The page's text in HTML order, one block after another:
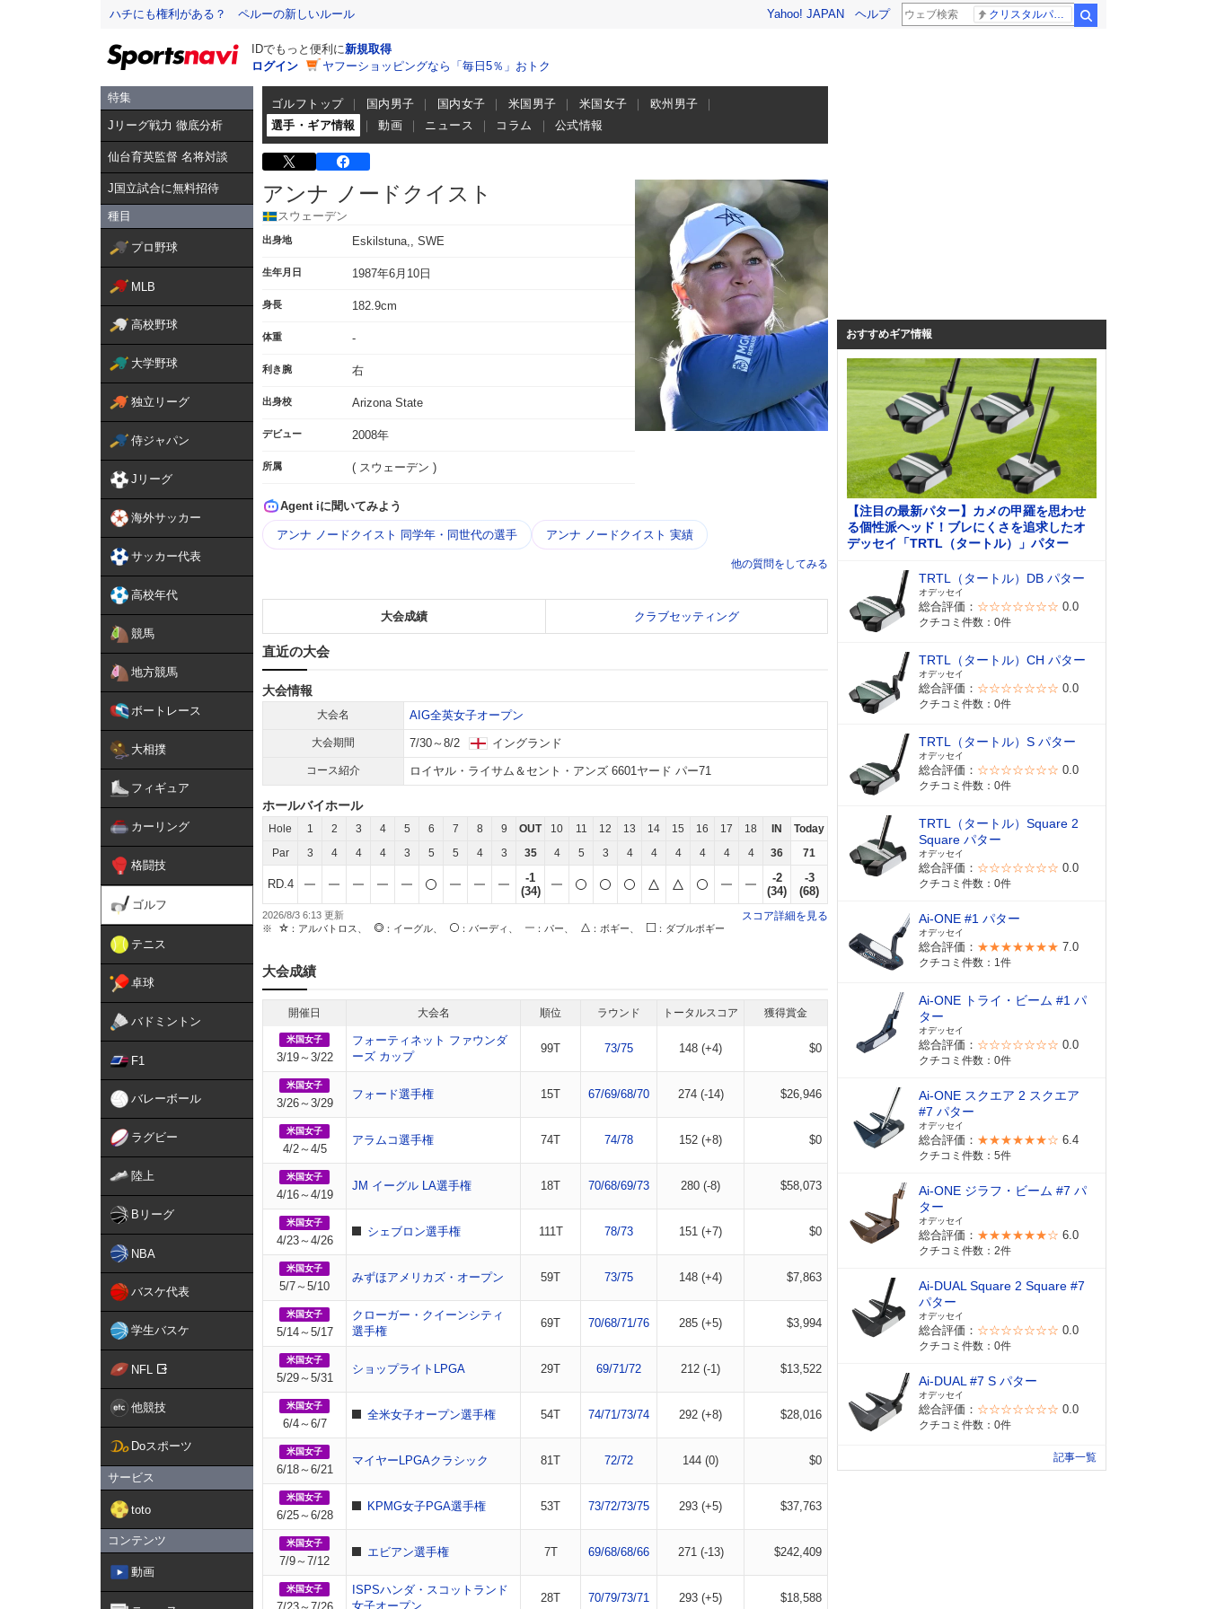
ハチにも権利がある？ ペルーの新しいルール Yahoo! JAPAN ヘルプ クリスタルパレス 冨安健洋
IDでもっと便利に新規取得
ログイン
ヤフーショッピングなら「毎日5％」おトク
特集
Jリーグ戦力 徹底分析
仙台育英監督 名将対談
J国立試合に無料招待
種目
プロ野球
MLB
高校野球
大学野球
独立リーグ
侍ジャパン
Jリーグ
海外サッカー
サッカー代表
高校年代
競馬
地方競馬
ボートレース
大相撲
フィギュア
カーリング
格闘技
ゴルフ
テニス
卓球
バドミントン
F1
バレーボール
ラグビー
陸上
Bリーグ
NBA
バスケ代表
学生バスケ
NFL
他競技
Doスポーツ
サービス
toto
コンテンツ
動画
ゴルフトップ 国内男子 国内女子 米国男子 米国女子
欧州男子
選手・ギア情報
動画 ニュース コラム 公式情報
アンナ ノードクイスト
スウェーデン
出身地 Eskilstuna,, SWE
生年月日 1987年6月10日
身長 182.9cm
体重 -
利き腕 右
出身校 Arizona State
デビュー 2008年
所属 ( スウェーデン )
Agent iに聞いてみよう
アンナ ノードクイスト 同学年・同世代の選手 アンナ ノードクイスト 実績
他の質問をしてみる
大会成績 クラブセッティング
直近の大会
大会情報
大会名 AIG全英女子オープン
大会期間 7/30～8/2 イングランド
コース紹介 ロイヤル・ライサム＆セント・アンズ 6601ヤード パー71
ホールバイホール
Hole 1 2 3 4 5 6 7 8 9 OUT 10 11 12 13 14 15 16 17 18 IN
Today
Par
3 4 4 4 3 5 5 4 3 35 4 5 3 4 4 4 4 4 4 36 71
RD.4
-1
(34)
-2
(34)
-3
(68)
2026/8/3 6:13
：アルバトロス、
：イーグル、 ：バーディ、 ：パー、 ：ボギー、 ：ダブルボギー
スコア詳細を見る
大会成績
開催日 大会名 順位 ラウンド トータルスコア 獲得賞金
米国女子
3/19～3/22
フォーティネット ファウンダ
ーズ カップ
99T 73/75 148 (+4) $0
米国女子
3/26～3/29
フォード選手権 15T 67/69/68/70 274 (-14) $26,946
米国女子
4/2～4/5
アラムコ選手権 74T 74/78 152 (+8) $0
米国女子
4/16～4/19
JM イーグル LA選手権 18T 70/68/69/73 280 (-8) $58,073
米国女子
4/23～4/26
シェブロン選手権 111T 78/73 151 (+7) $0
米国女子
5/7～5/10
みずほアメリカズ・オープン 59T 73/75 148 (+4) $7,863
米国女子
5/14～5/17
クローガー・クイーンシティ
選手権
69T 70/68/71/76 285 (+5) $3,994
米国女子
5/29～5/31
ショップライトLPGA 29T 69/71/72 212 (-1) $13,522
米国女子
6/4～6/7
全米女子オープン選手権 54T 74/71/73/74 292 (+8) $28,016
米国女子
6/18～6/21
マイヤーLPGAクラシック 81T 72/72 144 (0) $0
米国女子
6/25～6/28
KPMG女子PGA選手権 53T 73/72/73/75 293 (+5) $37,763
米国女子
7/9～7/12
エビアン選手権 7T 69/68/68/66 271 (-13) $242,409
米国女子
ISPSハンダ・スコットランド
女子オープン
28T 70/79/73/71 293 (+5) $18,588
おすすめギア情報
【注目の最新パター】カメの甲羅を思わせ
る個性派ヘッド！ブレにくさを追求したオ
デッセイ「TRTL（タートル）」パター
TRTL（タートル）DB パター
オデッセイ
総合評価： ☆☆☆☆☆☆☆ 0.0
クチコミ件数：0件
TRTL（タートル）CH パター
オデッセイ
総合評価： ☆☆☆☆☆☆☆ 0.0
クチコミ件数：0件
TRTL（タートル）S パター
オデッセイ
総合評価： ☆☆☆☆☆☆☆ 0.0
クチコミ件数：0件
TRTL（タートル）Square 2
Square パター
オデッセイ
総合評価： ☆☆☆☆☆☆☆ 0.0
クチコミ件数：0件
Ai-ONE #1 パター
オデッセイ
総合評価： ★★★★★★★ 7.0
クチコミ件数：1件
Ai-ONE トライ・ビーム #1 パ
ター
オデッセイ
総合評価： ☆☆☆☆☆☆☆ 0.0
クチコミ件数：0件
Ai-ONE スクエア 2 スクエア
#7 パター
オデッセイ
総合評価： ★★★★★★☆ 6.4
クチコミ件数：5件
Ai-ONE ジラフ・ビーム #7 パ
ター
オデッセイ
総合評価： ★★★★★★☆ 6.0
クチコミ件数：2件
Ai-DUAL Square 2 Square #7
パター
オデッセイ
総合評価： ☆☆☆☆☆☆☆ 0.0
クチコミ件数：0件
Ai-DUAL #7 S パター
オデッセイ
総合評価： ☆☆☆☆☆☆☆ 0.0
クチコミ件数：0件
記事一覧